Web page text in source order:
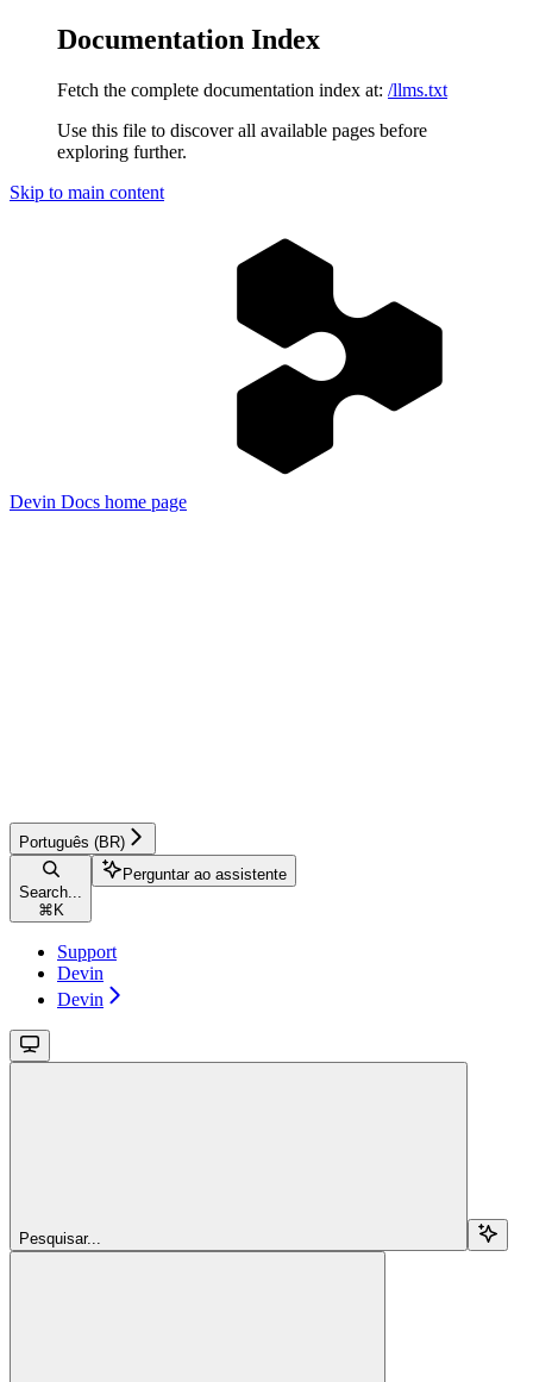
Documentation Index
Fetch the complete documentation index at: /llms.txt
Use this file to discover all available pages before
exploring further.
Skip to main content
Devin Docs home page
Português (BR)
Search...
⌘ K
Perguntar ao assistente
Support
Devin
Devin
Pesquisar...